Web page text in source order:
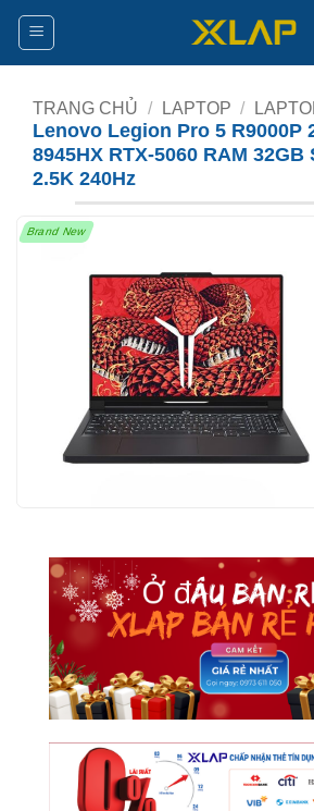
Bỏ
nội
TRANG CHỦ / LAPTOP /
Lenovo Legion Pro 5 R9000P
8945HX RTX-5060 RAM 32GB
2.5K 240Hz
Brand New